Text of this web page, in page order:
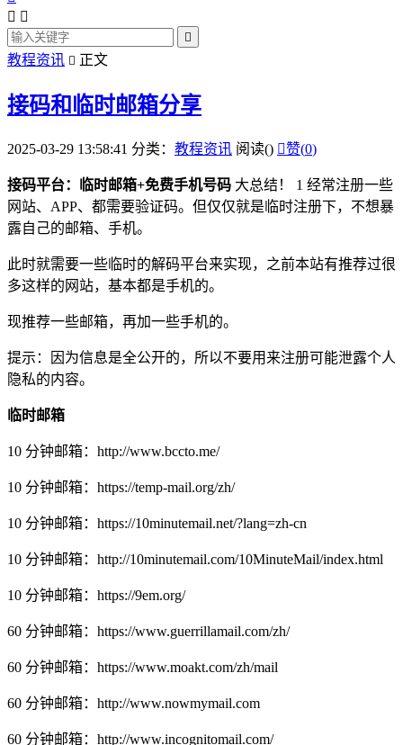
 

教程资讯  正文
接码和临时邮箱分享
2025-03-29 13:58:41 分类： 教程资讯 阅读() 赞(0)
接码平台：临时邮箱+免费手机号码 大总结！ 1 经常注册一些
网站、APP、都需要验证码。但仅仅就是临时注册下，不想暴
露自己的邮箱、手机。
此时就需要一些临时的解码平台来实现，之前本站有推荐过很
多这样的网站，基本都是手机的。
现推荐一些邮箱，再加一些手机的。
提示：因为信息是全公开的，所以不要用来注册可能泄露个人
隐私的内容。
临时邮箱
10 分钟邮箱：http://www.bccto.me/
10 分钟邮箱：https://temp-mail.org/zh/
10 分钟邮箱：https://10minutemail.net/?lang=zh-cn
10 分钟邮箱：http://10minutemail.com/10MinuteMail/index.html
10 分钟邮箱：https://9em.org/
60 分钟邮箱：https://www.guerrillamail.com/zh/
60 分钟邮箱：https://www.moakt.com/zh/mail
60 分钟邮箱：http://www.nowmymail.com
60 分钟邮箱：http://www.incognitomail.com/